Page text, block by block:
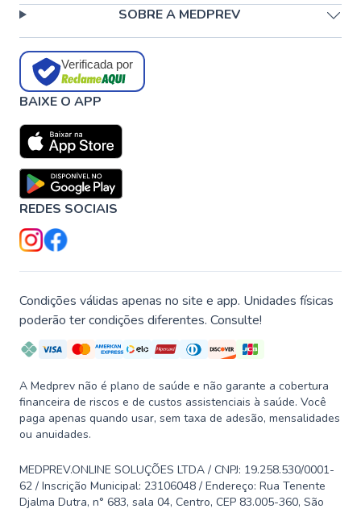
SOBRE A MEDPREV
Verificada por
BAIXE O APP
REDES SOCIAIS
Condições válidas apenas no site e app. Unidades físicas
poderão ter condições diferentes. Consulte!
A Medprev não é plano de saúde e não garante a cobertura
financeira de riscos e de custos assistenciais à saúde. Você
paga apenas quando usar, sem taxa de adesão, mensalidades
ou anuidades.
MEDPREV.ONLINE SOLUÇÕES LTDA / CNPJ: 19.258.530/0001-
62 / Inscrição Municipal: 23106048 / Endereço: Rua Tenente
Djalma Dutra, n° 683, sala 04, Centro, CEP 83.005-360, São